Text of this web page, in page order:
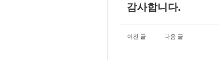
감사합니다.
이전 글 다음 글